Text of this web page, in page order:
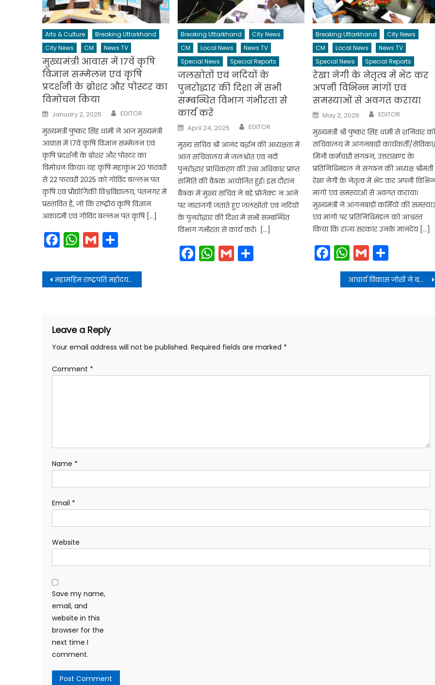
Arts & Culture
Breaking Uttarkhand
City News
CM News TV
मुख्यमंत्री आवास में 17वें कृषि
विज्ञान सम्मेलन एवं कृषि
प्रदर्शनी के ब्रोशर और पोस्टर का
विमोचन किया
Posted
on
January 2, 2025 Author
EDITOR
मुख्यमत्री पुष्कर सिंह धामी ने आज मुख्यमंत्री
आवास में 17वें कृषि विज्ञान सम्मेलन एवं
कृषि प्रदर्शनी के ब्रोशर और पोस्टर का
विमोचन किया। यह कृषि महाकुंभ 20 फरवरी
से 22 फरवरी 2025 को गोविंद बल्लभ पंत
कृषि एवं प्रौद्योगिकी विश्वविद्यालय, पंतनगर में
प्रस्तावित है, जो कि राष्ट्रीय कृषि विज्ञान
अकादमी एवं गोविंद बल्लभ पंत कृषि […]
Facebook
WhatsApp
Gmail
Breaking Uttarkhand
City News
CM
Local News
News TV
Special News
Special Reports
जलस्रोतों एवं नदियों के
पुनरोद्धार की दिशा में सभी
सम्बन्धित विभाग गंभीरता से
कार्य करें
Posted
on
April 24, 2025 Author
EDITOR
मुख्य सचिव श्री आनंद बर्द्धन की अध्यक्षता में
आज सचिवालय में जलश्रोत एवं नदी
पुनरोद्धार प्राधिकरण की उच्च अधिकार प्राप्त
समिति की बैठक आयोजित हुई। इस दौरान
बैठक में मुख्य सचिव ने बड़े प्रोजेक्ट न आने
पर नाराजगी जताते हुए जलस्रोतों एवं नदियों
के पुनरोद्धार की दिशा में सभी सम्बन्धित
विभाग गंभीरता से कार्य करें। […]
Facebook
WhatsApp
GmailShare
Breaking Uttarkhand
City News
CM
Local News
News TV
Special News
Special Reports
रेखा नेगी के नेतृत्व में भेंट कर
अपनी विभिन्न मांगों एवं
समस्याओं से अवगत कराया
Posted
on
May 2, 2026 Author
EDITOR
मुख्यमंत्री श्री पुष्कर सिंह धामी से शनिवार
सचिवालय में आंगनबाड़ी कार्यकर्ती/
मिनी कर्मचारी संगठन, उत्तराखण्ड के
प्रतिनिधिमंडल ने संगठन की अध्यक्ष श्रीमती
रेखा नेगी के नेतृत्व में भेंट कर अपनी
मांगों एवं समस्याओं से अवगत कराया।
मुख्यमंत्री ने आंगनबाड़ी कर्मियों की
एवं मांगों पर प्रतिनिधिमंडल को आश्वस्त
किया कि राज्य सरकार उनके मानदेय […]
Facebook
WhatsApp
Gmail
Post
navigation
महामहिम राष्ट्रपति महोदय जी को ज्ञापन जन अधिकार संगठन ने प्रेषित किया आचार्य विकास जोशी ने बताया शिव महापुरण की कथा सुनने से मनुष्य को शिव धाम प्राप्त हो जाता है
Leave a Reply
Your email address will not be published. Required fields are marked *
Comment *
Name *
Email *
Website
Save my name,
email, and
website in this
browser for the
next time I
comment.